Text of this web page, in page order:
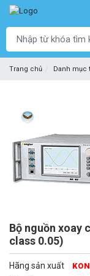
Trang chủ Danh mục
Bộ nguồn xoay
class 0.05)
Hãng sản xuất